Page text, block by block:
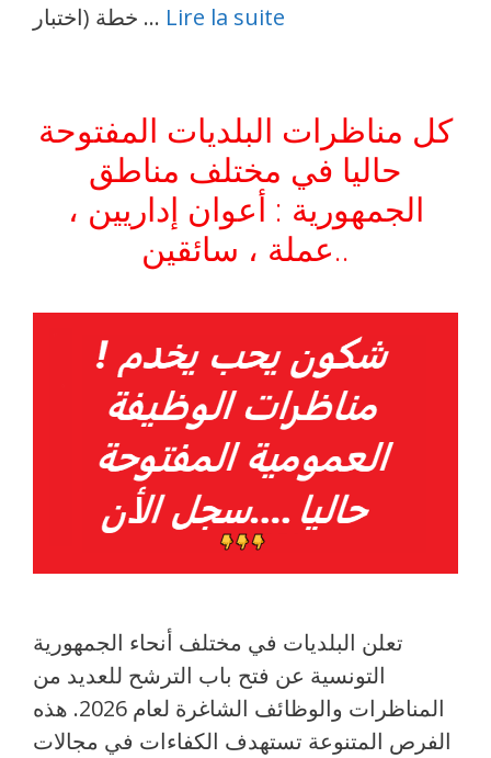
خطة (اختبار … Lire la suite
كل مناظرات البلديات المفتوحة
حاليا في مختلف مناطق
الجمهورية : أعوان إداريين ،
عملة ، سائقين..
تعلن البلديات في مختلف أنحاء الجمهورية
التونسية عن فتح باب الترشح للعديد من
المناظرات والوظائف الشاغرة لعام 2026. هذه
الفرص المتنوعة تستهدف الكفاءات في مجالات